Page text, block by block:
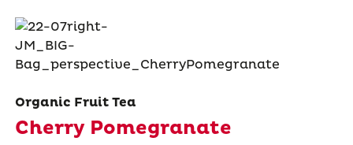
Organic Fruit Tea
Cherry Pomegranate